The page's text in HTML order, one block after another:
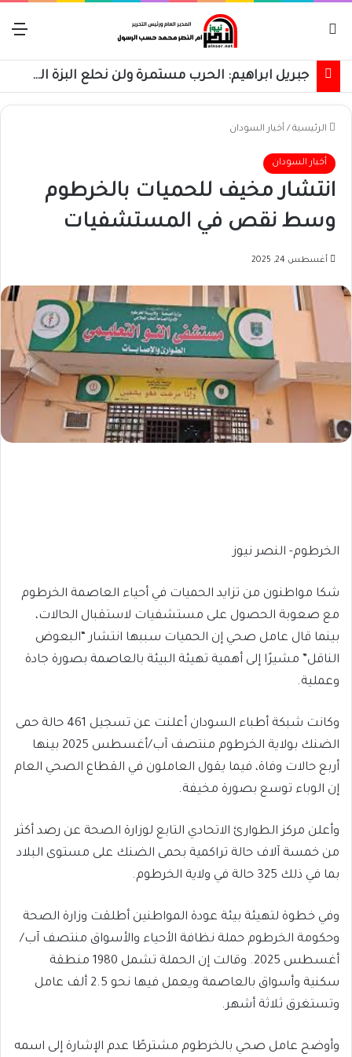
جبريل ابراهيم: الحرب مستمرة ولن نحلع البزة العسكرية حتى استعادة كامل البلاد
الرئيسية / أخبار السودان
أخبار السودان
انتشار مخيف للحميات بالخرطوم
وسط نقص في المستشفيات
أغسطس 24, 2025
الخرطوم- النصر نيوز
شكا مواطنون من تزايد الحميات في أحياء العاصمة الخرطوم
مع صعوبة الحصول على مستشفيات لاستقبال الحالات،
بينما قال عامل صحي إن الحميات سببها انتشار “البعوض
الناقل” مشيرًا إلى أهمية تهيئة البيئة بالعاصمة بصورة جادة
وعملية.
وكانت شبكة أطباء السودان أعلنت عن تسجيل 461 حالة حمى
الضنك بولاية الخرطوم منتصف آب/أغسطس 2025 بينها
أربع حالات وفاة، فيما يقول العاملون في القطاع الصحي العام
إن الوباء توسع بصورة مخيفة.
وأعلن مركز الطوارئ الاتحادي التابع لوزارة الصحة عن رصد أكثر
من خمسة آلاف حالة تراكمية بحمى الضنك على مستوى البلاد
بما في ذلك 325 حالة في ولاية الخرطوم.
وفي خطوة لتهيئة بيئة عودة المواطنين أطلقت وزارة الصحة
وحكومة الخرطوم حملة نظافة الأحياء والأسواق منتصف آب/
أغسطس 2025. وقالت إن الحملة تشمل 1980 منطقة
سكنية وأسواق بالعاصمة ويعمل فيها نحو 2.5 ألف عامل
وتستغرق ثلاثة أشهر.
وأوضح عامل صحي بالخرطوم مشترطًا عدم الإشارة إلى اسمه